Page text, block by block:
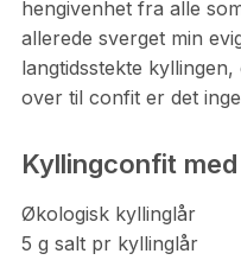
hengivenhet fra alle
allerede sverget min
langtidsstekte
over til confit er det
Kyllingconfit
Økologisk kyllinglår
5 g salt pr kyllinglår